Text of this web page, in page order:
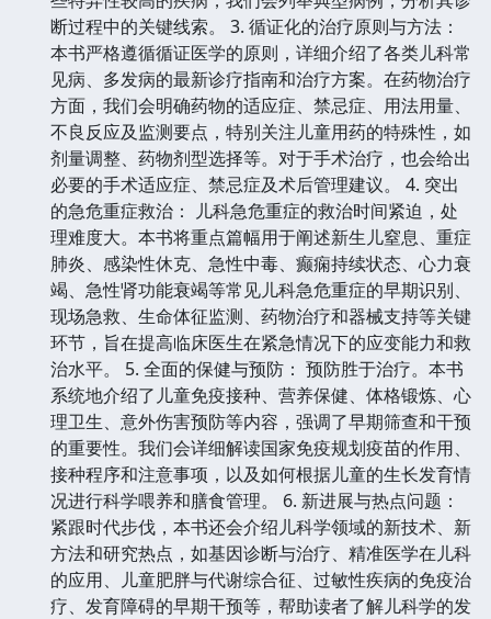
断过程中的关键线索。 3. 循证化的治疗原则与方法：
本书严格遵循循证医学的原则，详细介绍了各类儿科常
见病、多发病的最新诊疗指南和治疗方案。在药物治疗
方面，我们会明确药物的适应症、禁忌症、用法用量、
不良反应及监测要点，特别关注儿童用药的特殊性，如
剂量调整、药物剂型选择等。对于手术治疗，也会给出
必要的手术适应症、禁忌症及术后管理建议。 4. 突出
的急危重症救治： 儿科急危重症的救治时间紧迫，处
理难度大。本书将重点篇幅用于阐述新生儿窒息、重症
肺炎、感染性休克、急性中毒、癫痫持续状态、心力衰
竭、急性肾功能衰竭等常见儿科急危重症的早期识别、
现场急救、生命体征监测、药物治疗和器械支持等关键
环节，旨在提高临床医生在紧急情况下的应变能力和救
治水平。 5. 全面的保健与预防： 预防胜于治疗。本书
系统地介绍了儿童免疫接种、营养保健、体格锻炼、心
理卫生、意外伤害预防等内容，强调了早期筛查和干预
的重要性。我们会详细解读国家免疫规划疫苗的作用、
接种程序和注意事项，以及如何根据儿童的生长发育情
况进行科学喂养和膳食管理。 6. 新进展与热点问题：
紧跟时代步伐，本书还会介绍儿科学领域的新技术、新
方法和研究热点，如基因诊断与治疗、精准医学在儿科
的应用、儿童肥胖与代谢综合征、过敏性疾病的免疫治
疗、发育障碍的早期干预等，帮助读者了解儿科学的发